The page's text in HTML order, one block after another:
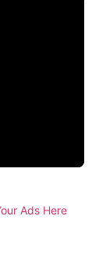
Ads Here